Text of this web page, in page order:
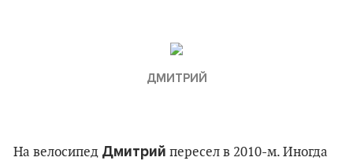
ДМИТРИЙ
На велосипед Дмитрий пересел в 2010-м. Иногда